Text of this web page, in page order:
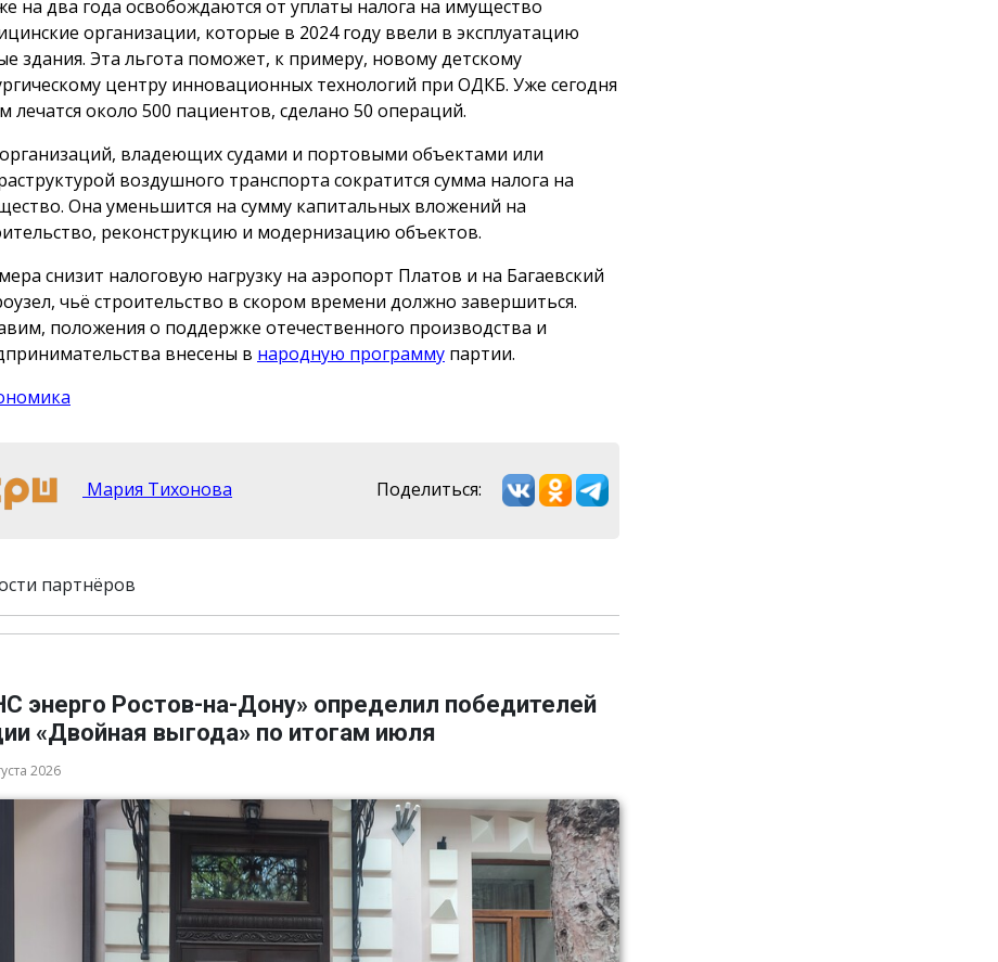
на два года освобождаются от уплаты налога на имущество
организации, которые в 2024 году ввели в эксплуатацию
здания. Эта льгота поможет, к примеру, новому детскому
центру инновационных технологий при ОДКБ. Уже сегодня
лечатся около 500 пациентов, сделано 50 операций.
владеющих судами и портовыми объектами или
воздушного транспорта сократится сумма налога на
Она уменьшится на сумму капитальных вложений на
реконструкцию и модернизацию объектов.
снизит налоговую нагрузку на аэропорт Платов и на Багаевский
чьё строительство в скором времени должно завершиться.
положения о поддержке отечественного производства и
внесены в народную программу партии.
Мария Тихонова Поделиться:
партнёров
энерго Ростов-на-Дону» определил победителей
«Двойная выгода» по итогам июля
2026